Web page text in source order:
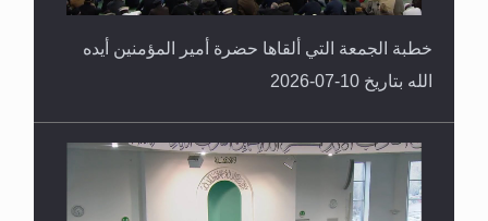
خطبة الجمعة التي ألقاها حضرة أمير المؤمنين أيده
الله بتاريخ 10-07-2026